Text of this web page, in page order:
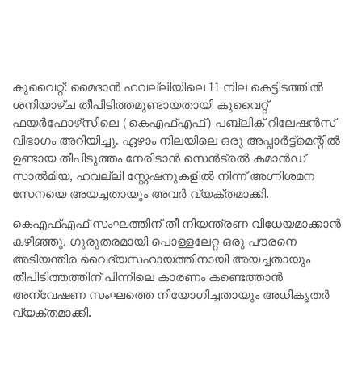
കുവൈറ്റ്: മൈദാൻ ഹവല്ലിയിലെ 11 നില കെട്ടിടത്തിൽ
ശനിയാഴ്ച തീപിടിത്തമുണ്ടായതായി കുവൈറ്റ്
ഫയർഫോഴ്‌സിലെ (കെഎഫ്എഫ്) പബ്ലിക് റിലേഷൻസ്
വിഭാഗം അറിയിച്ചു. ഏഴാം നിലയിലെ ഒരു അപ്പാർട്ട്മെന്റിൽ
ഉണ്ടായ തീപിടുത്തം നേരിടാൻ സെൻട്രൽ കമാൻഡ്
സാൽമിയ, ഹവല്ലി സ്റ്റേഷനുകളിൽ നിന്ന് അഗ്നിശമന
സേനയെ അയച്ചതായും അവർ വ്യക്തമാക്കി.
കെഎഫ്എഫ് സംഘത്തിന് തീ നിയന്ത്രണ വിധേയമാക്കാൻ
കഴിഞ്ഞു. ഗുരുതരമായി പൊള്ളലേറ്റ ഒരു പൗരനെ
അടിയന്തിര വൈദ്യസഹായത്തിനായി അയച്ചതായും
തീപിടിത്തത്തിന് പിന്നിലെ കാരണം കണ്ടെത്താൻ
അന്വേഷണ സംഘത്തെ നിയോഗിച്ചതായും അധികൃതർ
വ്യക്തമാക്കി.